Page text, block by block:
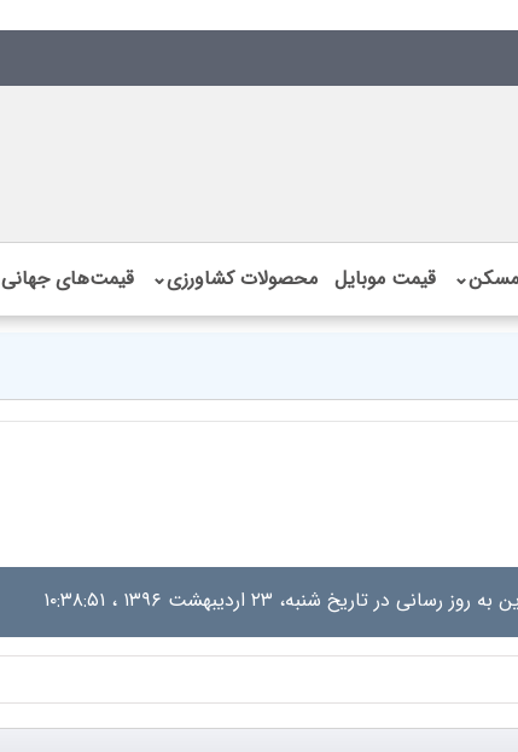
⌄ قیمت موبایل محصولات کشاورزی⌄ قیمت‌های جهانی
به روز رسانی در تاریخ شنبه، ۲۳ اردیبهشت ۱۳۹۶ ، ۱۰:۳۸:۵۱